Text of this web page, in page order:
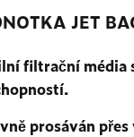
JET
filtrační média
prosáván